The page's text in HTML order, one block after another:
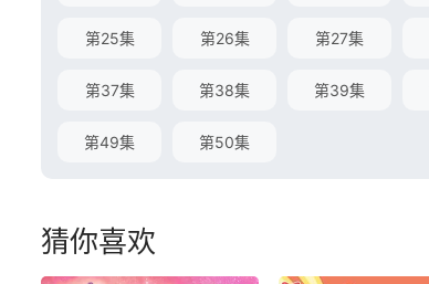
第25集 第26集 第27集
第37集 第38集 第39集
第49集 第50集
猜你喜欢